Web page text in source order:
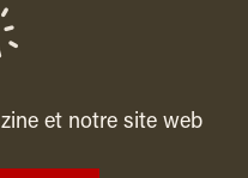
et notre site web